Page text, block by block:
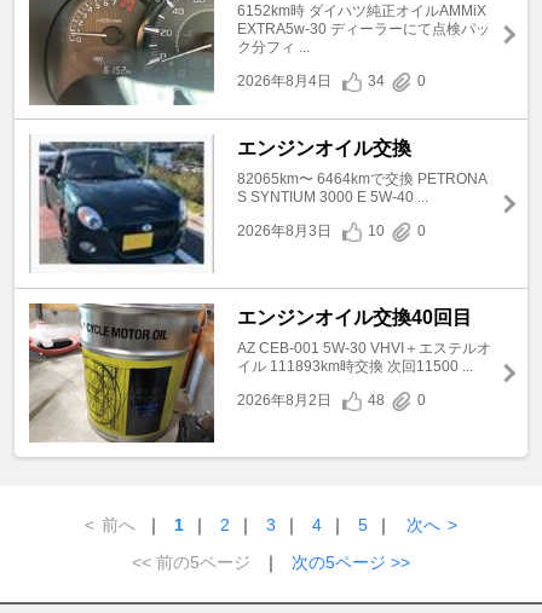
6152km時 ダイハツ純正オイルAMMiX
EXTRA5w-30 ディーラーにて点検パッ
ク分フィ ...
2026年8月4日
34 0
エンジンオイル交換
82065km〜 6464kmで交換 PETRONA
S SYNTIUM 3000 E 5W-40 ...
2026年8月3日
10 0
エンジンオイル交換40回目
AZ CEB-001 5W-30 VHVI＋エステルオ
イル 111893km時交換 次回11500 ...
2026年8月2日
48 0
< 前へ ｜ 1 ｜ 2 ｜ 3 ｜ 4 ｜ 5 ｜ 次へ >
<< 前の5ページ
｜ 次の5ページ >>